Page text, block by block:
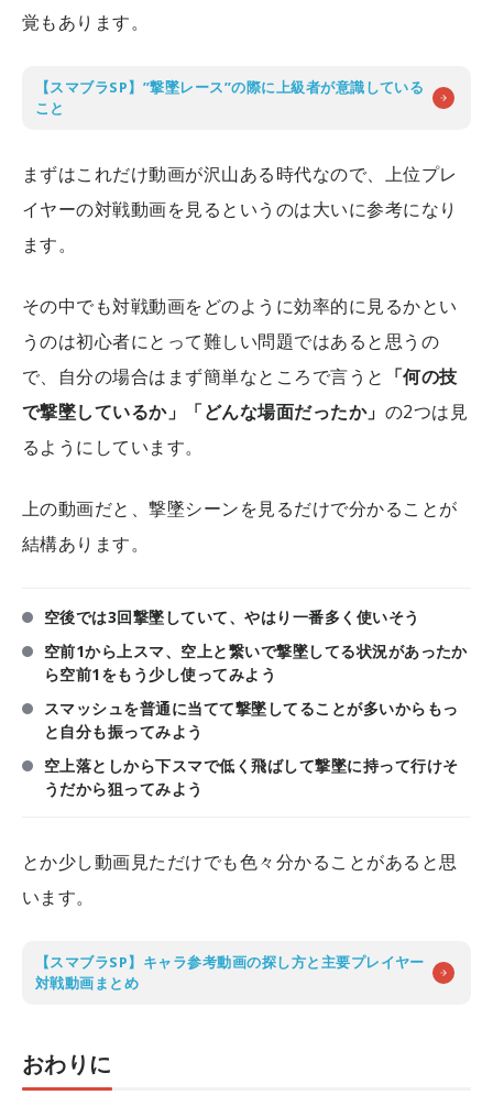
覚もあります。
【スマブラSP】”撃墜レース”の際に上級者が意識している
こと
まずはこれだけ動画が沢山ある時代なので、上位プレ
イヤーの対戦動画を見るというのは大いに参考になり
ます。
その中でも対戦動画をどのように効率的に見るかとい
うのは初心者にとって難しい問題ではあると思うの
で、自分の場合はまず簡単なところで言うと 「何の技
で撃墜しているか」「どんな場面だったか」 の2つは見
るようにしています。
上の動画だと、撃墜シーンを見るだけで分かることが
結構あります。
空後では3回撃墜していて、やはり一番多く使いそう
空前1から上スマ、空上と繋いで撃墜してる状況があったか
ら空前1をもう少し使ってみよう
スマッシュを普通に当てて撃墜してることが多いからもっ
と自分も振ってみよう
空上落としから下スマで低く飛ばして撃墜に持って行けそ
うだから狙ってみよう
とか少し動画見ただけでも色々分かることがあると思
います。
【スマブラSP】キャラ参考動画の探し方と主要プレイヤー
対戦動画まとめ
おわりに